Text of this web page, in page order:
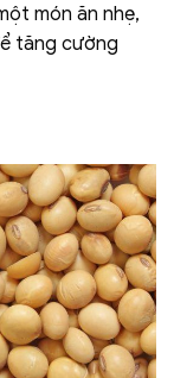
món ăn nhẹ,
tăng cường